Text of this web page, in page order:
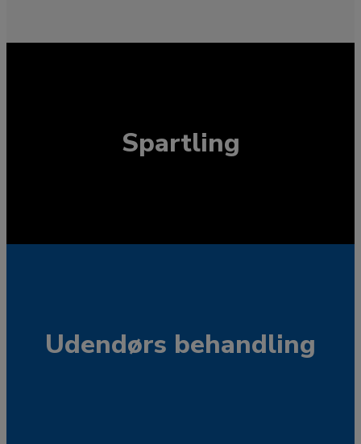
Spartling
Udendørs behandling